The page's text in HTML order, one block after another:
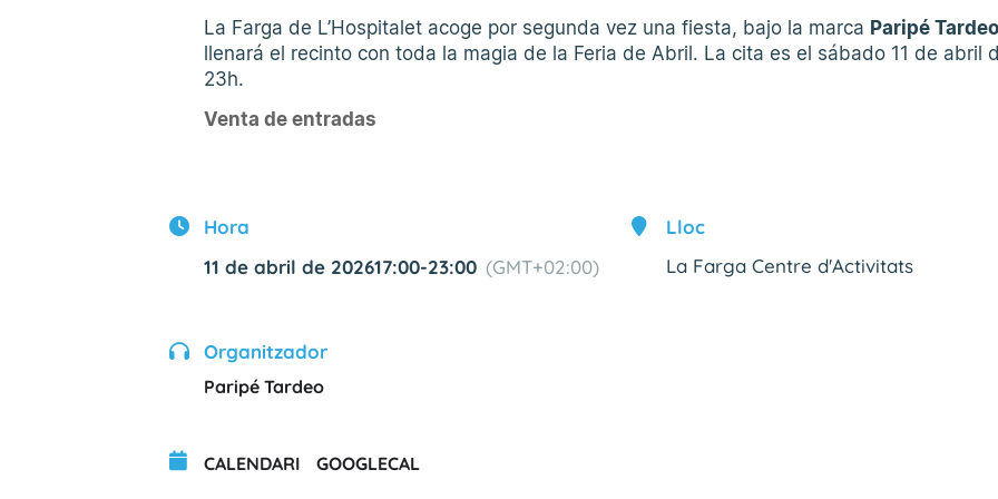
La Farga de L’Hospitalet acoge por segunda vez una fiesta, bajo la marca Paripé Tardeo
llenará el recinto con toda la magia de la Feria de Abril. La cita es el sábado 11 de abril
23h.
Venta de entradas
Hora
11 de abril de 202617:00-23:00 (GMT+02:00)
Lloc
La Farga Centre d'Activitats
Organitzador
Paripé Tardeo
CALENDARI GOOGLECAL